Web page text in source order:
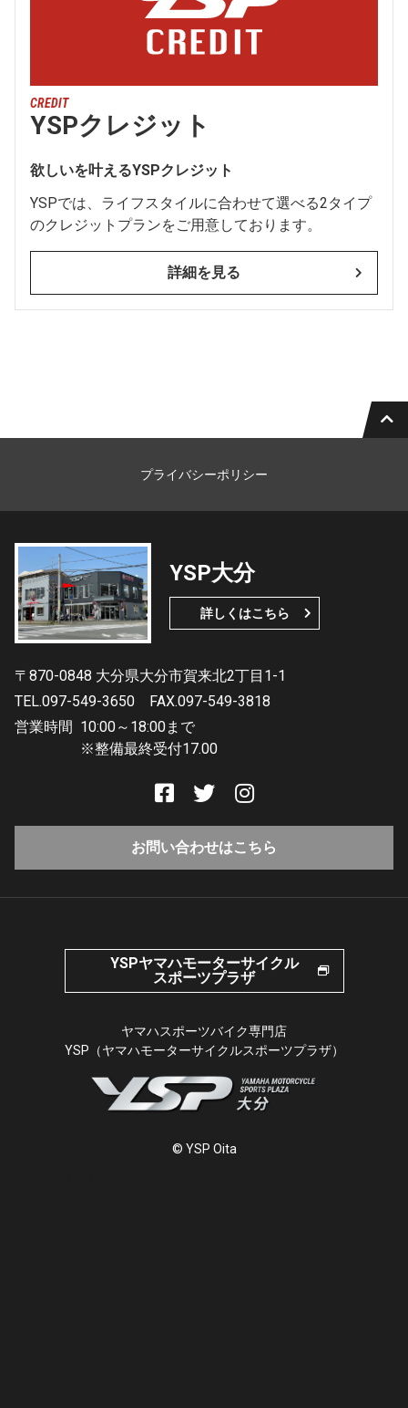
CREDIT
YSPクレジット
欲しいを叶えるYSPクレジット
YSPでは、ライフスタイルに合わせて選べる2タイプ
のクレジットプランをご用意しております。
詳細を見る
プライバシーポリシー
YSP大分
詳しくはこちら
〒870-0848 大分県大分市賀来北2丁目1-1
TEL.097-549-3650
FAX.097-549-3818
営業時間 10:00～18:00まで
※整備最終受付17.00
お問い合わせはこちら
YSPヤマハモーターサイクル
スポーツプラザ
ヤマハスポーツバイク専門店
YSP（ヤマハモーターサイクルスポーツプラザ）
© YSP Oita